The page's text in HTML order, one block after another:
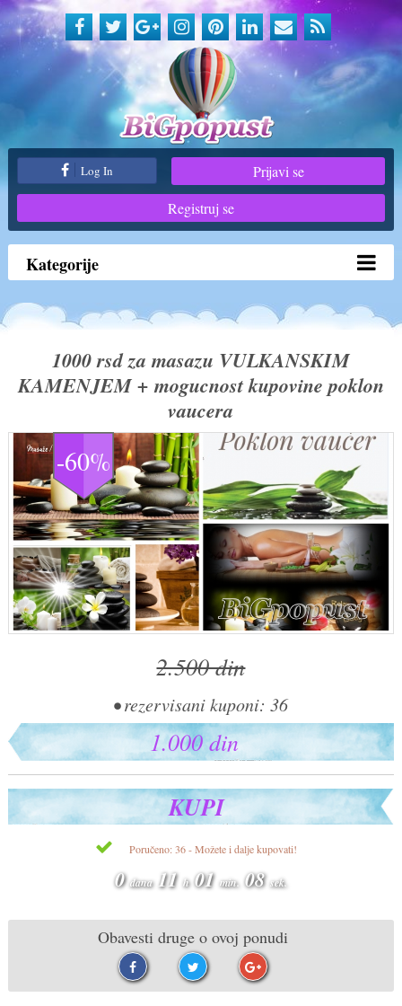
Log In
Prijavi se
Registruj se
Kategorije
1000 rsd za masazu VULKANSKIM
KAMENJEM + mogucnost kupovine poklon
vaucera
-60%
2.500 din
• rezervisani kuponi: 36
1.000 din
KUPI
Poručeno: 36 - Možete i dalje kupovati!
0dana 11h 01min. 08sek.
Obavesti druge o ovoj ponudi